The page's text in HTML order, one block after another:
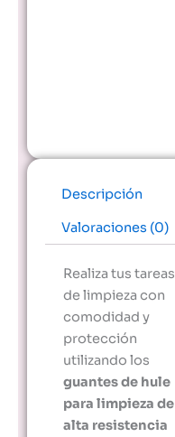
Descripción
Valoraciones (0)
Realiza tus tareas
de limpieza con
comodidad y
protección
utilizando los
guantes de hule
para limpieza de
alta resistencia